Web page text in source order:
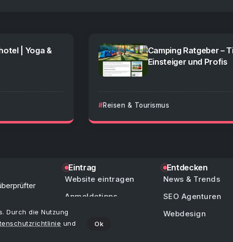
| Yoga &
Camping Ratgeber –
Einsteiger und Profis
Reisen & Tourismus
und
Eintrag
Website eintragen
Anmeldetipps
FAQ / Hilfe
Entdecken
News & Trends
SEO Agenturen
Webdesign
Durch die Nutzung
und
Ok